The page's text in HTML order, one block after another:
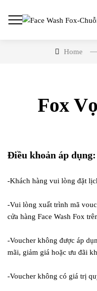
Home
Fox
Điều khoản áp dụng:
-Khách hàng vui lòng đặt
-Vui lòng xuất trình mã
cửa hàng Face Wash Fox
-Voucher không được áp
mãi, giảm giá hoặc ưu đãi
-Voucher không có giá trị